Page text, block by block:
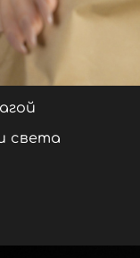
света